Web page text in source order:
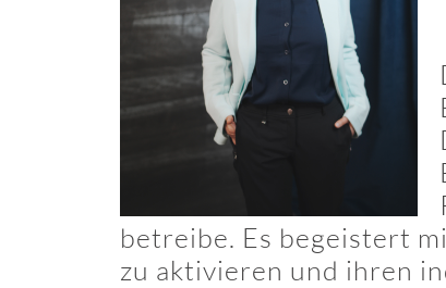
betreibe. Es begeistert
zu aktivieren und ihren